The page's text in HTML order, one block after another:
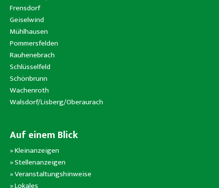
Frensdorf
Geiselwind
Mühlhausen
Pommersfelden
Rauhenebrach
Schlüsselfeld
Schönbrunn
Wachenroth
Walsdorf/Lisberg/Oberaurach
Auf einem Blick
»Kleinanzeigen
»Stellenanzeigen
»Veranstaltungshinweise